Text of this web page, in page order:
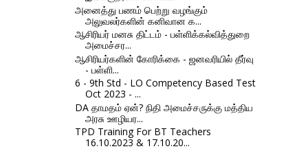
அனைத்து பணம் பெற்று வழங்கும்
அலுவலர்களின் கனிவான க...
ஆசிரியர் மனசு திட்டம் - பள்ளிக்கல்வித்துறை
அமைச்சர...
ஆசிரியர்களின் கோரிக்கை - ஜனவரியில் தீர்வு
- பள்ளி...
6 - 9th Std - LO Competency Based Test
Oct 2023 - ...
DA தாமதம் ஏன்? நிதி அமைச்சருக்கு மத்திய
அரசு ஊழியர...
TPD Training For BT Teachers
16.10.2023 & 17.10.20...